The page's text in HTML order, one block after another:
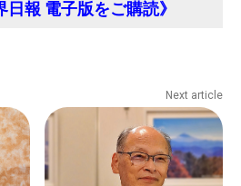
日報 電子版をご購読》
Next article